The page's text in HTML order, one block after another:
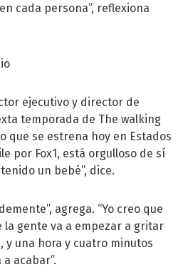
cada persona”, reflexiona
ejecutivo y director de
temporada de The walking
que se estrena hoy en Estados
por Fox1, está orgulloso de sí
un bebé”, dice.
agrega. “Yo creo que
la gente va a empezar a gritar
y una hora y cuatro minutos
acabar”.